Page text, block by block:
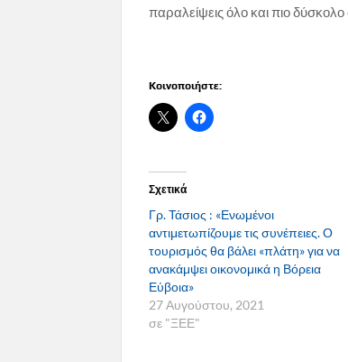
παραλείψεις όλο και πιο
Κοινοποιήστε:
Σχετικά
Γρ. Τάσιος : «Ενωμένοι
αντιμετωπίζουμε τις συνέπειες. Ο
τουρισμός θα βάλει «πλάτη» για να
ανακάμψει οικονομικά η Βόρεια
Εύβοια»
27 Αυγούστου, 2021
σε "ΞΕΕ"